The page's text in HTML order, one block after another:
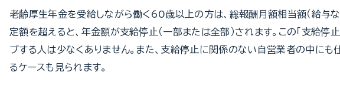
老齢厚生年金を受給しながら働く60歳以上の方は、総報酬月額相当額（給与
定額を超えると、年金額が支給停止（一部または全部）されます。この「支給停
ブする人は少なくありません。また、支給停止に関係のない自営業者の中にも
るケースも見られます。